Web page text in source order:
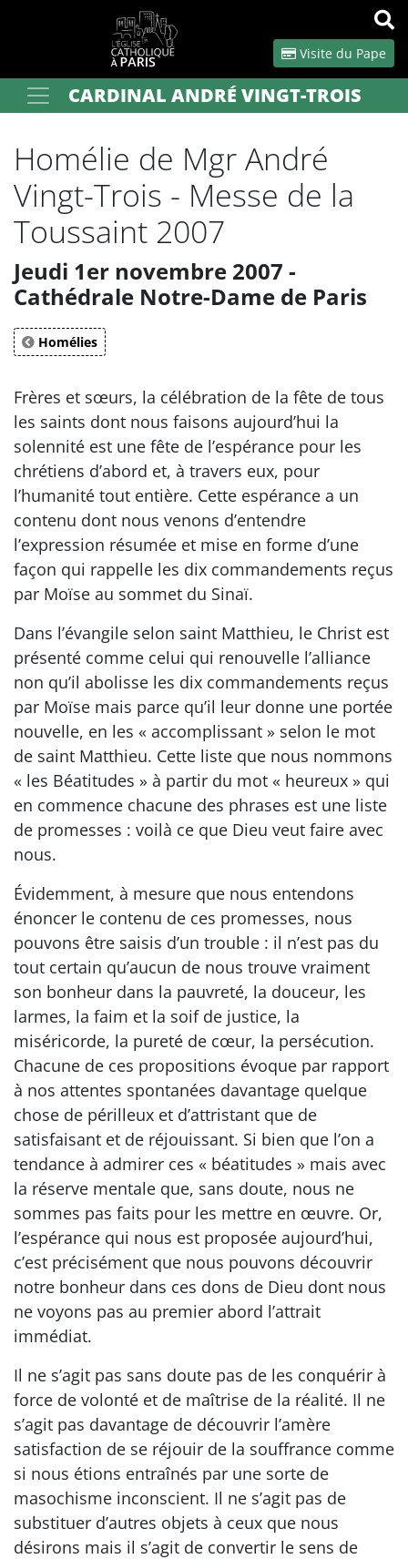
Visite du Pape
Votre recherche OK
CARDINAL ANDRÉ VINGT-TROIS
Homélie de Mgr André
Vingt-Trois - Messe de la
Toussaint 2007
Jeudi 1er novembre 2007 -
Cathédrale Notre-Dame de Paris
Homélies
Frères et sœurs, la célébration de la fête de tous
les saints dont nous faisons aujourd’hui la
solennité est une fête de l’espérance pour les
chrétiens d’abord et, à travers eux, pour
l’humanité tout entière. Cette espérance a un
contenu dont nous venons d’entendre
l’expression résumée et mise en forme d’une
façon qui rappelle les dix commandements reçus
par Moïse au sommet du Sinaï.
Dans l’évangile selon saint Matthieu, le Christ est
présenté comme celui qui renouvelle l’alliance
non qu’il abolisse les dix commandements reçus
par Moïse mais parce qu’il leur donne une portée
nouvelle, en les « accomplissant » selon le mot
de saint Matthieu. Cette liste que nous nommons
« les Béatitudes » à partir du mot « heureux » qui
en commence chacune des phrases est une liste
de promesses : voilà ce que Dieu veut faire avec
nous.
Évidemment, à mesure que nous entendons
énoncer le contenu de ces promesses, nous
pouvons être saisis d’un trouble : il n’est pas du
tout certain qu’aucun de nous trouve vraiment
son bonheur dans la pauvreté, la douceur, les
larmes, la faim et la soif de justice, la
miséricorde, la pureté de cœur, la persécution.
Chacune de ces propositions évoque par rapport
à nos attentes spontanées davantage quelque
chose de périlleux et d’attristant que de
satisfaisant et de réjouissant. Si bien que l’on a
tendance à admirer ces « béatitudes » mais avec
la réserve mentale que, sans doute, nous ne
sommes pas faits pour les mettre en œuvre. Or,
l’espérance qui nous est proposée aujourd’hui,
c’est précisément que nous pouvons découvrir
notre bonheur dans ces dons de Dieu dont nous
ne voyons pas au premier abord l’attrait
immédiat.
Il ne s’agit pas sans doute pas de les conquérir à
force de volonté et de maîtrise de la réalité. Il ne
s’agit pas davantage de découvrir l’amère
satisfaction de se réjouir de la souffrance comme
si nous étions entraînés par une sorte de
masochisme inconscient. Il ne s’agit pas de
substituer d’autres objets à ceux que nous
désirons mais il s’agit de convertir le sens de
Panneau de gestion des cookies